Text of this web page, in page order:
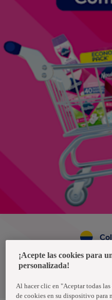
Política de
¡Acepte las cookies para
personalizada!
Al hacer clic en "Aceptar todas
de cookies en su dispositivo para